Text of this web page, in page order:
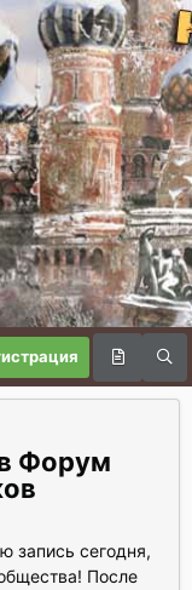
Форум
запись сегодня,
После